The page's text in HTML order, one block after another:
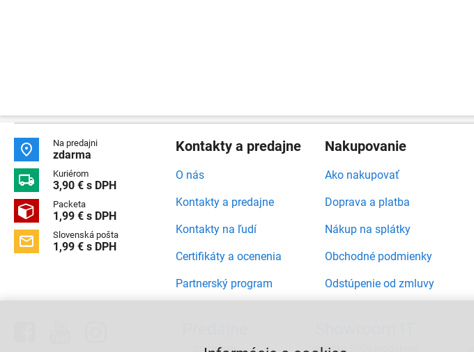
 Na predajni
zdarma
 Kuriérom
3,90 € s DPH
 Packeta
1,99 € s DPH
 Slovenská pošta
1,99 € s DPH
Kontakty a predajne
O nás
Kontakty a predajne
Kontakty na ľudí
Certifikáty a ocenenia
Partnerský program
Nakupovanie
Ako nakupovať
Doprava a platba
Nákup na splátky
Obchodné podmienky
Odstúpenie od zmluvy
Bratislava, viac ako 5000 produktov